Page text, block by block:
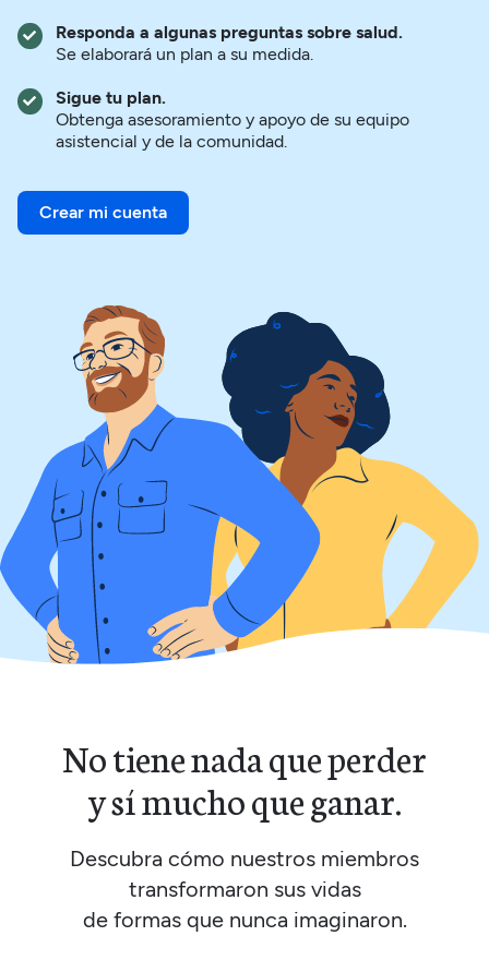
Responda a algunas preguntas sobre salud.
Se elaborará un plan a su medida.
Sigue tu plan.
Obtenga asesoramiento y apoyo de su equipo
asistencial y de la comunidad.
Crear mi cuenta
No tiene nada que perder
y sí mucho que ganar.
Descubra cómo nuestros miembros
transformaron sus vidas
de formas que nunca imaginaron.